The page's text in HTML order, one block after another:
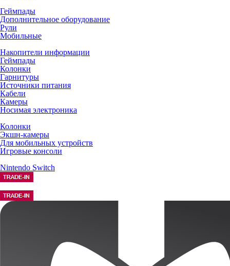
Геймпады
Дополнительное оборудование
Рули
Мобильные
Накопители информации
Геймпады
Колонки
Гарнитуры
Источники питания
Кабели
Камеры
Носимая электроника
Колонки
Экшн-камеры
Для мобильных устройств
Игровые консоли
Nintendo Switch